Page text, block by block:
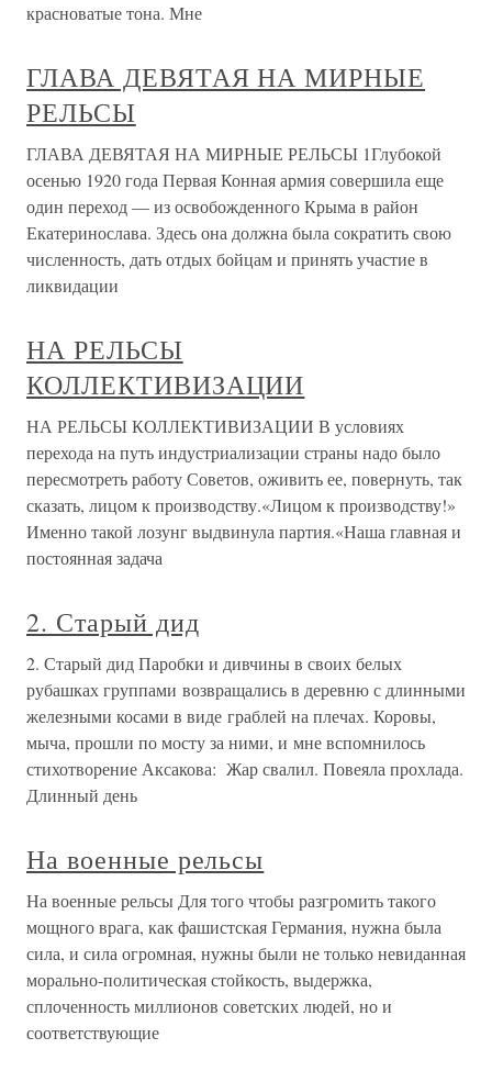
красноватые тона. Мне
ГЛАВА ДЕВЯТАЯ НА МИРНЫЕ
РЕЛЬСЫ
ГЛАВА ДЕВЯТАЯ НА МИРНЫЕ РЕЛЬСЫ 1Глубокой
осенью 1920 года Первая Конная армия совершила еще
один переход — из освобожденного Крыма в район
Екатеринослава. Здесь она должна была сократить свою
численность, дать отдых бойцам и принять участие в
ликвидации
НА РЕЛЬСЫ
КОЛЛЕКТИВИЗАЦИИ
НА РЕЛЬСЫ КОЛЛЕКТИВИЗАЦИИ В условиях
перехода на путь индустриализации страны надо было
пересмотреть работу Советов, оживить ее, повернуть, так
сказать, лицом к производству.«Лицом к производству!»
Именно такой лозунг выдвинула партия.«Наша главная и
постоянная задача
2. Старый дид
2. Старый дид Паробки и дивчины в своих белых
рубашках группами возвращались в деревню с длинными
железными косами в виде граблей на плечах. Коровы,
мыча, прошли по мосту за ними, и мне вспомнилось
стихотворение Аксакова: Жар свалил. Повеяла прохлада.
Длинный день
На военные рельсы
На военные рельсы Для того чтобы разгромить такого
мощного врага, как фашистская Германия, нужна была
сила, и сила огромная, нужны были не только невиданная
морально-политическая стойкость, выдержка,
сплоченность миллионов советских людей, но и
соответствующие